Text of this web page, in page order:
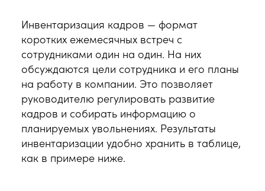
Инвентаризация кадров — формат
коротких ежемесячных встреч с
сотрудниками один на один. На них
обсуждаются цели сотрудника и его планы
на работу в компании. Это позволяет
руководителю регулировать развитие
кадров и собирать информацию о
планируемых увольнениях. Результаты
инвентаризации удобно хранить в таблице,
как в примере ниже.